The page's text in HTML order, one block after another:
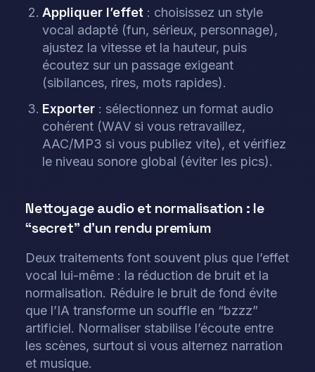
Appliquer l’effet : choisissez un style
vocal adapté (fun, sérieux, personnage),
ajustez la vitesse et la hauteur, puis
écoutez sur un passage exigeant
(sibilances, rires, mots rapides).
Exporter : sélectionnez un format audio
cohérent (WAV si vous retravaillez,
AAC/MP3 si vous publiez vite), et vérifiez
le niveau sonore global (éviter les pics).
Nettoyage audio et normalisation : le
“secret” d’un rendu premium
Deux traitements font souvent plus que l’effet
vocal lui-même : la réduction de bruit et la
normalisation. Réduire le bruit de fond évite
que l’IA transforme un souffle en “bzzz”
artificiel. Normaliser stabilise l’écoute entre
les scènes, surtout si vous alternez narration
et musique.